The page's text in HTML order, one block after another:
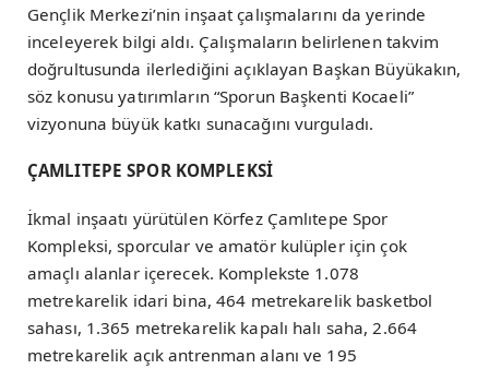
Gençlik Merkezi’nin inşaat çalışmalarını da yerinde
inceleyerek bilgi aldı. Çalışmaların belirlenen takvim
doğrultusunda ilerlediğini açıklayan Başkan Büyükakın,
söz konusu yatırımların “Sporun Başkenti Kocaeli”
vizyonuna büyük katkı sunacağını vurguladı.
ÇAMLITEPE SPOR KOMPLEKSİ
İkmal inşaatı yürütülen Körfez Çamlıtepe Spor
Kompleksi, sporcular ve amatör kulüpler için çok
amaçlı alanlar içerecek. Komplekste 1.078
metrekarelik idari bina, 464 metrekarelik basketbol
sahası, 1.365 metrekarelik kapalı halı saha, 2.664
metrekarelik açık antrenman alanı ve 195